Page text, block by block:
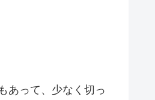
あって、少なく切っ